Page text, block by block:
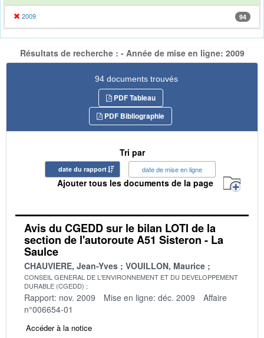
2009 94
Résultats de recherche : - Année de mise en ligne: 2009
94 documents trouvés
PDF Tableau
PDF Bibliographie
Tri par
date du rapport date de mise en ligne
Ajouter tous les documents de la page
Avis du CGEDD sur le bilan LOTI de la
section de l'autoroute A51 Sisteron - La
Saulce
CHAUVIERE, Jean-Yves VOUILLON, Maurice
CONSEIL GENERAL DE L'ENVIRONNEMENT ET DU DEVELOPPEMENT
DURABLE (CGEDD)
Rapport: nov. 2009 Mise en ligne: déc. 2009
Affaire
n°006654-01
Accéder à la notice